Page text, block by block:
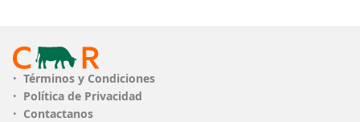
Ofertas cerradas
Términos y Condiciones
Política de Privacidad
Contactanos